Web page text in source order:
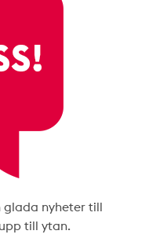
nyheter till
till ytan.